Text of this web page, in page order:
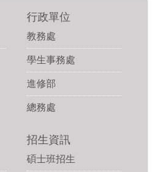
行政單位
教務處
學生事務處
進修部
總務處
招生資訊
碩士班招生